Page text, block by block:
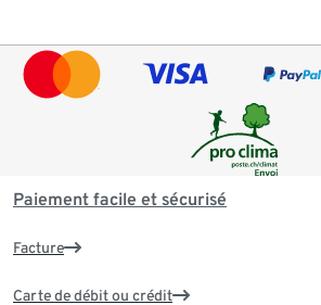
Paiement facile et sécurisé
Facture
Carte de débit ou crédit